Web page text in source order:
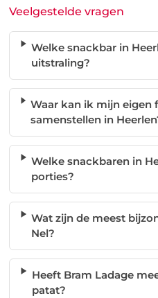
Veelgestelde vragen
Welke snackbar in
uitstraling?
Waar kan ik mijn eigen
samenstellen in
Welke snackbaren in
porties?
Wat zijn de meest
Nel?
Heeft Bram Ladage
patat?